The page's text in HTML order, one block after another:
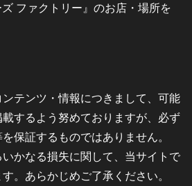
ズ ファクトリー』のお店・場所を
テンツ・情報につきまして、可能
するよう努めておりますが、必ず
保証するものではありません。
かなる損失に関して、当サイトで
。あらかじめご了承ください。